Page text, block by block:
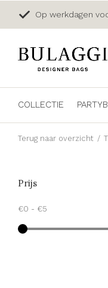
COLLECTIE
Op werkdagen
Terug naar overzicht
Prijs
€0 - €5